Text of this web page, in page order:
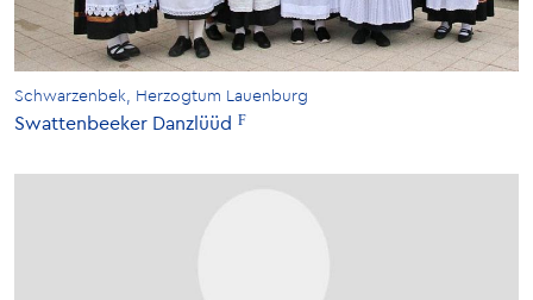
Schwarzenbek, Herzogtum Lauenburg
Swattenbeeker Danzlüüd